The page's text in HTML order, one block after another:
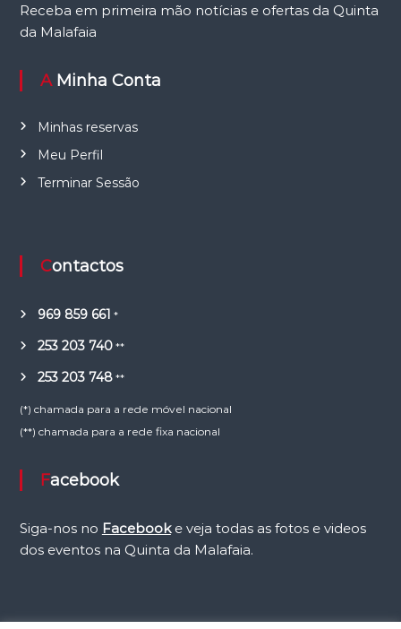
Receba em primeira mão notícias e ofertas da Quinta
da Malafaia
A Minha Conta
Minhas reservas
Meu Perfil
Terminar Sessão
Contactos
969 859 661 *
253 203 740**
253 203 748**
(*) chamada para a rede móvel nacional
(**) chamada para a rede fixa nacional
Facebook
Siga-nos no Facebooke veja todas as fotos e videos
dos eventos na Quinta da Malafaia.